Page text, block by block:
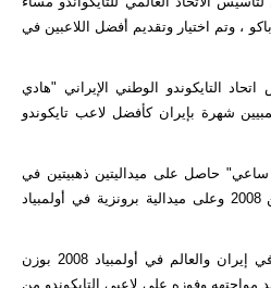
، وتم اختيار وتقديم أفضل اللاعبين في
التايكوندو الوطني الإيراني "هادي
شهرة بإيران كأفضل لاعب تايكوندو
ساعي" حاصل على ميداليتين ذهبيتين في
أولمبياد أثينا 2004 وأولمبياد بكين 2008 وعلى ميدالية برونزية في أولمبياد
و شارك نجم التايكوندو الشهير في إيران والعالم في أولمبياد 2008 بوزن
مواجتهه وفوزه على لاعبي التايكوندو من